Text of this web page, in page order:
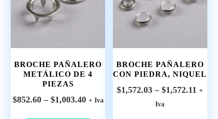
BROCHE PAÑALERO
METÁLICO DE 4
PIEZAS
$852.60 – $1,003.40 + Iva
BROCHE PAÑALERO
CON PIEDRA, NIQUEL
$1,572.03 – $1,572.11 +
Iva